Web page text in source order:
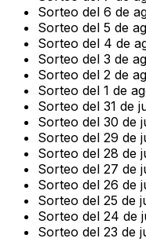
Sorteo del 6 de
Sorteo del 5 de
Sorteo del 4 de
Sorteo del 3 de
Sorteo del 2 de
Sorteo del 1 de
Sorteo del 31 de
Sorteo del 30 de
Sorteo del 29 de
Sorteo del 28 de
Sorteo del 27 de
Sorteo del 26 de
Sorteo del 25 de
Sorteo del 24 de
Sorteo del 23 de